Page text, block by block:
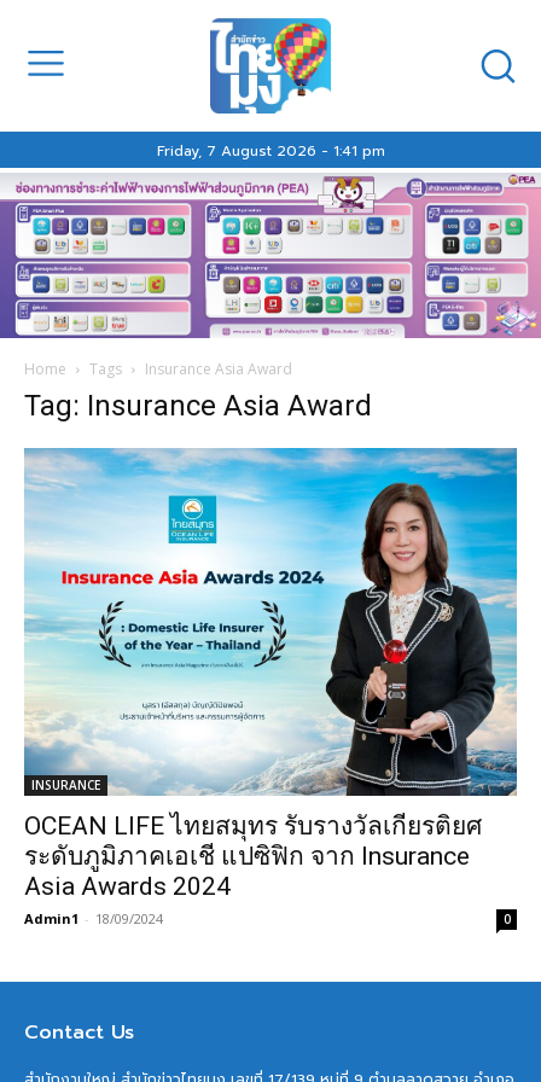
Friday, 7 August 2026 - 1:41 pm
Home Tags Insurance Asia Award
Tag: Insurance Asia Award
INSURANCE
OCEAN LIFE ไทยสมุทร รับรางวัลเกียรติยศ
ระดับภูมิภาคเอเชี แปซิฟิก จาก Insurance
Asia Awards 2024
Admin1 - 18/09/2024 0
Contact Us